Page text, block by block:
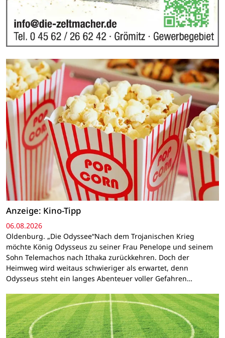
Anzeige: Kino-Tipp
06.08.2026
Oldenburg. „Die Odyssee“Nach dem Trojanischen Krieg
möchte König Odysseus zu seiner Frau Penelope und seinem
Sohn Telemachos nach Ithaka zurückkehren. Doch der
Heimweg wird weitaus schwieriger als erwartet, denn
Odysseus steht ein langes Abenteuer voller Gefahren…